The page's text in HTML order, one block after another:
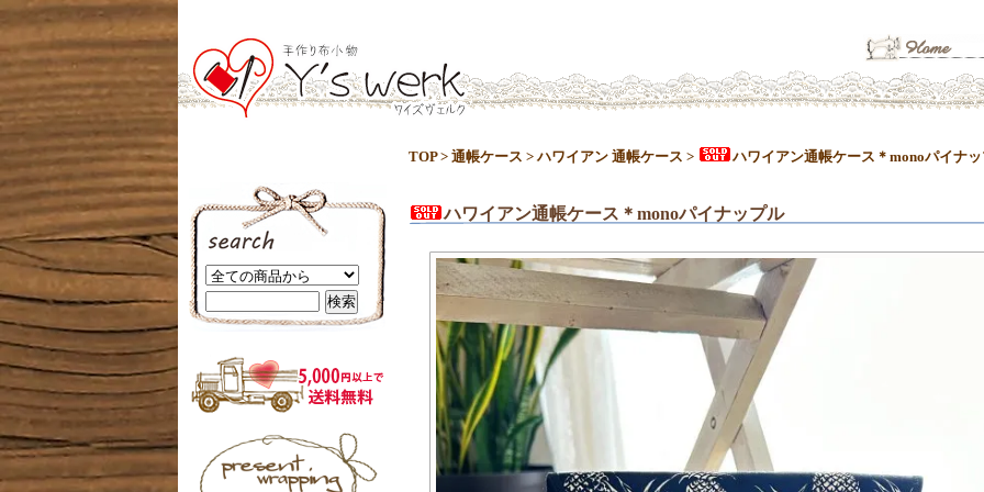
TOP> 通帳ケース > ハワイアン 通帳ケース > ハワイアン通帳ケース＊monoパイナ
ハワイアン通帳ケース＊monoパイナップル